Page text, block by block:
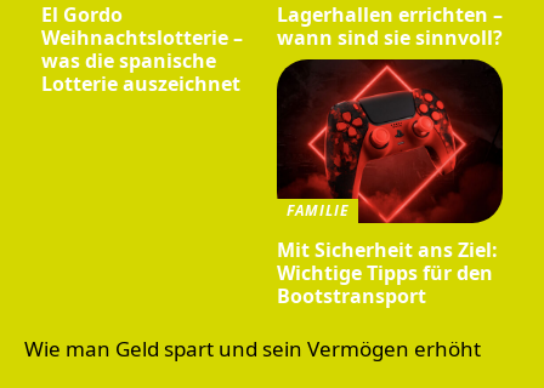
El Gordo
Weihnachtslotterie –
was die spanische
Lotterie auszeichnet
Lagerhallen errichten –
wann sind sie sinnvoll?
FAMILIE
Mit Sicherheit ans Ziel:
Wichtige Tipps für den
Bootstransport
Wie man Geld spart und sein Vermögen erhöht